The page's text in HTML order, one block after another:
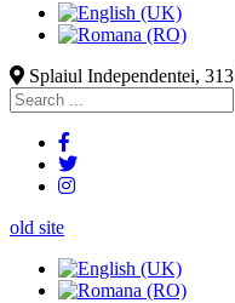
Splaiul Independentei, 313
old site